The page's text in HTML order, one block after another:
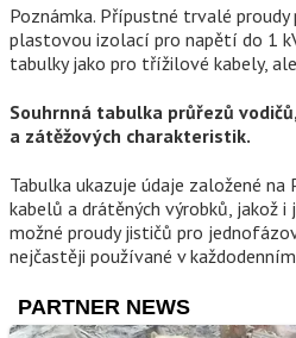
Poznámka. Přípustné trvalé
plastovou izolací pro napětí do 1
tabulky jako pro třížilové kabely,
Souhrnná tabulka průřezů
a zátěžových charakteristik.
Tabulka ukazuje údaje založené na
kabelů a drátěných výrobků, jakož
možné proudy jističů pro
nejčastěji používané v